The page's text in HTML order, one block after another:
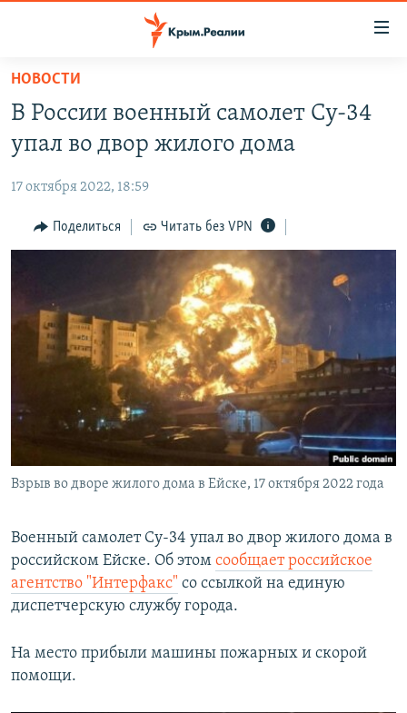
Вернуться
основному
содержанию
Вернутся
навигации
Вернутся
поиску
КАРТА ВОЕННЫХ ОБЪЕКТОВ КРЫМА
11 ЛЕТ ОККУПАЦИИ КРЫМА. 11 ИСТОРИЙ СОПРОТИВЛЕНИЯ
ИСТОРИЯ
ЕЩЕ
ТЕЛЕПРОЕКТ КРЫМ.РЕАЛИИ
СОВЕТЫ ПРАВОЗАЩИТНИКОВ
ПРОПАВШИЕ БЕЗ ВЕСТИ
ПОБЕДИТЕЛЕЙ НЕ СУДЯТ?
ELIFBE
КАК ОБОЙТИ БЛОКИРОВКУ
Українською
ПРИСОЕДИНЯЙТЕСЬ!
Все сайты RFE/RL
НОВОСТИ
В России военный самолет Су-34
упал во двор жилого дома
17 октября 2022, 18:59
Поделиться Читать без VPN
Взрыв во дворе жилого дома в Ейске, 17 октября 2022 года
Военный самолет Су-34 упал во двор жилого дома в
российском Ейске. Об этом сообщает российское
агентство "Интерфакс" со ссылкой на единую
диспетчерскую службу города.
На место прибыли машины пожарных и скорой
помощи.